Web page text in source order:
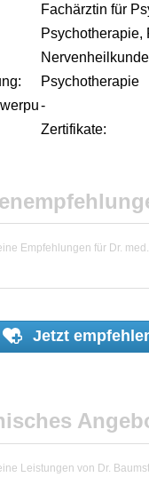
Fachärztin für
Psychotherapie,
Nervenheilkunde
Psychotherapie
-
Zertifikate:
Empfehlungen für Dr.
Jetzt
Leistungen von Dr.